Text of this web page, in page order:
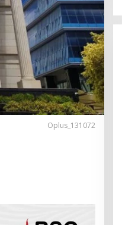
Oplus_131072